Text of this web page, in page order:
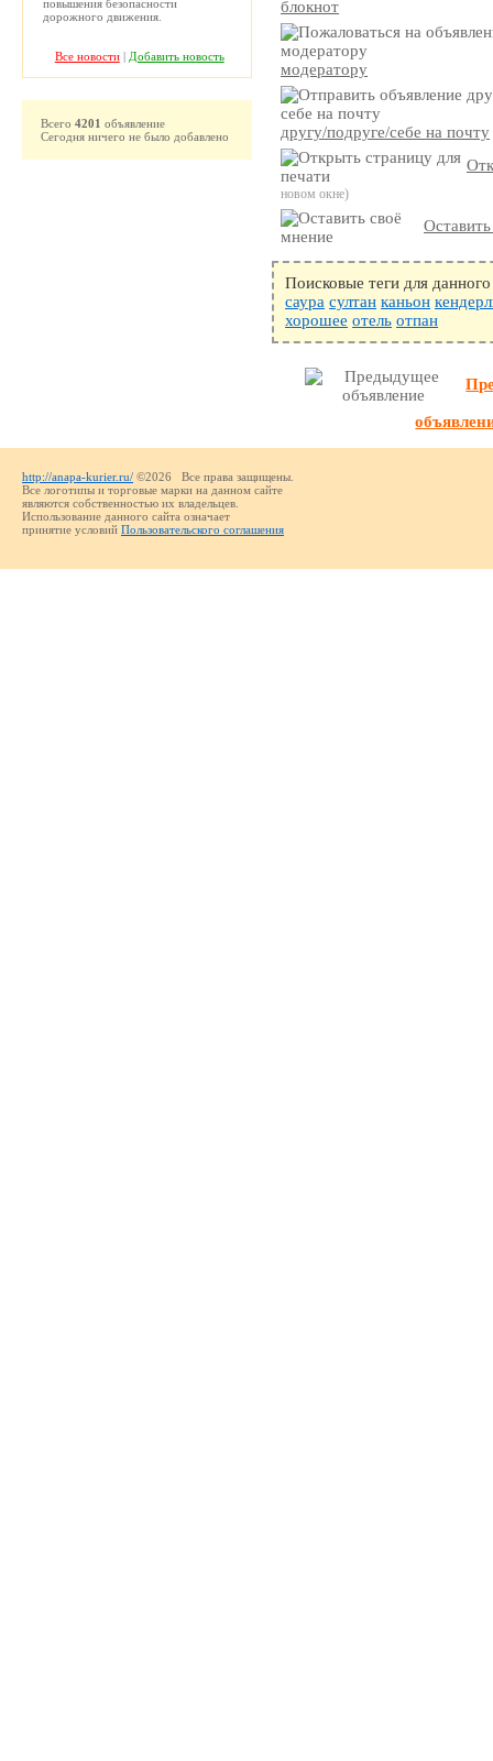
блокнот
модератору
другу/подруге/себе на почту
новом окне)
Поисковые теги для
саура султан каньон
хорошее отель отпан
повышения безопасности
дорожного движения.
Все новости| Добавить новость
Всего 4201 объявление
Сегодня ничего не было добавлено
http://anapa-kurier.ru/ ©2026 Все права защищены.
Все логотипы и торговые марки на данном сайте
являются собственностью их владельцев.
Использование данного сайта означает
принятие условий Пользовательского соглашения